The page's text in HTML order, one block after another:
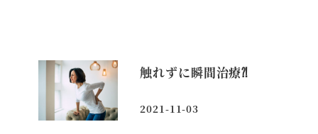
触れずに瞬間治療⁈
投稿日
2021-11-03